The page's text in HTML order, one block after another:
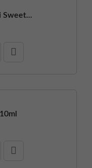
Sweet...